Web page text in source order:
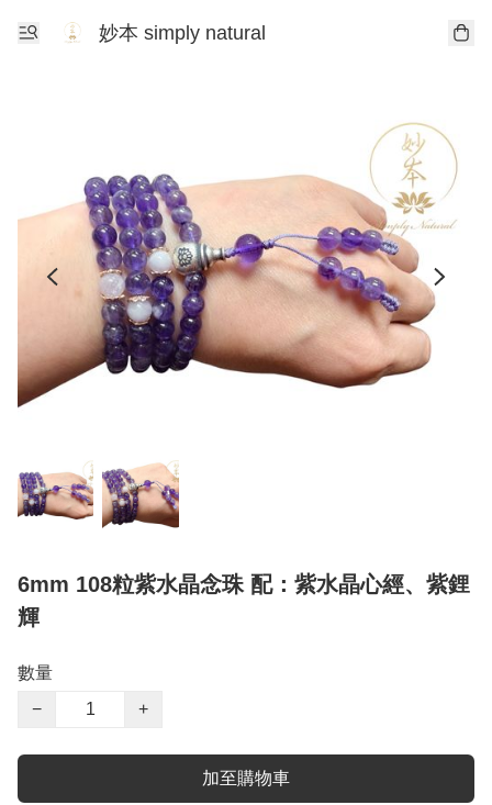
妙本 simply natural
6mm 108粒紫水晶念珠 配：紫水晶心經、紫鋰
輝
數量
−
+
加至購物車